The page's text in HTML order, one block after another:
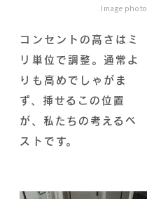
Image photo
コンセントの高さはミ
リ単位で調整。通常よ
りも高めでしゃがま
ず、挿せるこの位置
が、私たちの考えるベ
ストです。